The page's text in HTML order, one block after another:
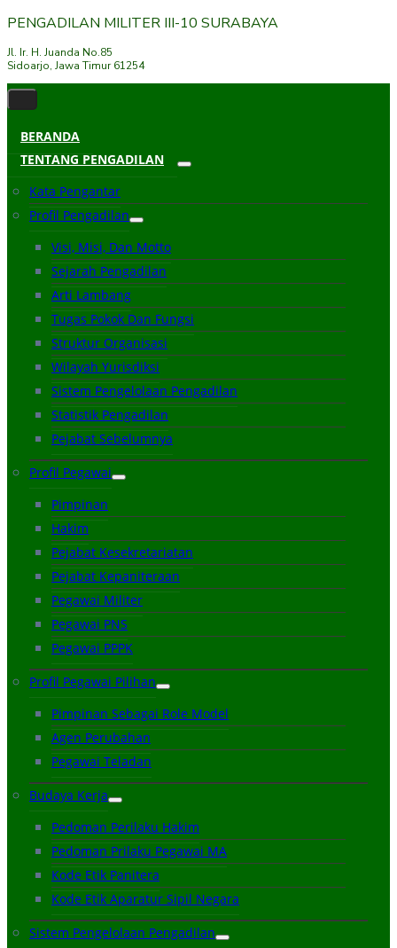
PENGADILAN MILITER III-10 SURABAYA
Jl. Ir. H. Juanda No.85
Sidoarjo, Jawa Timur 61254
BERANDA
TENTANG PENGADILAN
Kata Pengantar
Profil Pengadilan
Visi, Misi, Dan Motto
Sejarah Pengadilan
Arti Lambang
Tugas Pokok Dan Fungsi
Struktur Organisasi
Wilayah Yurisdiksi
Sistem Pengelolaan Pengadilan
Statistik Pengadilan
Pejabat Sebelumnya
Profil Pegawai
Pimpinan
Hakim
Pejabat Kesekretariatan
Pejabat Kepaniteraan
Pegawai Militer
Pegawai PNS
Pegawai PPPK
Profil Pegawai Pilihan
Pimpinan Sebagai Role Model
Agen Perubahan
Pegawai Teladan
Budaya Kerja
Pedoman Perilaku Hakim
Pedoman Prilaku Pegawai MA
Kode Etik Panitera
Kode Etik Aparatur Sipil Negara
Sistem Pengelolaan Pengadilan